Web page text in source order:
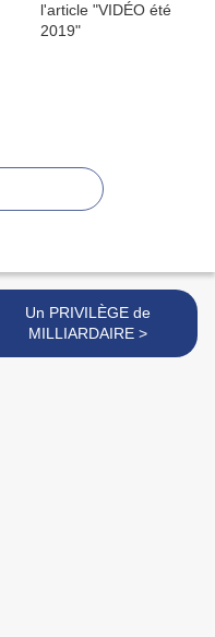
Un PRIVILÈGE de
MILLIARDAIRE >